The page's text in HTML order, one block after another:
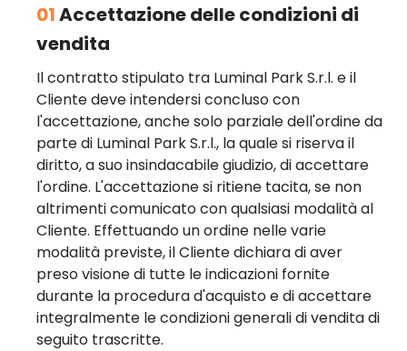
01Accettazione delle condizioni di
vendita
Il contratto stipulato tra Luminal Park S.r.l. e il
Cliente deve intendersi concluso con
l'accettazione, anche solo parziale dell'ordine da
parte di Luminal Park S.r.l., la quale si riserva il
diritto, a suo insindacabile giudizio, di accettare
l'ordine. L'accettazione si ritiene tacita, se non
altrimenti comunicato con qualsiasi modalità al
Cliente. Effettuando un ordine nelle varie
modalità previste, il Cliente dichiara di aver
preso visione di tutte le indicazioni fornite
durante la procedura d'acquisto e di accettare
integralmente le condizioni generali di vendita di
seguito trascritte.